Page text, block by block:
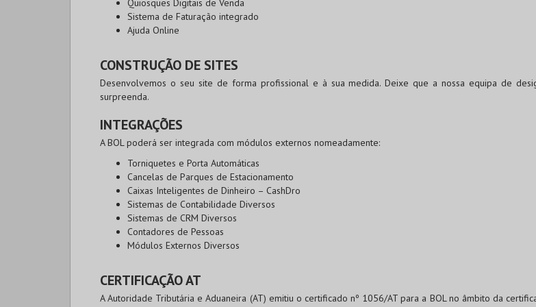
Quiosques Digitais de Venda
Sistema de Faturação integrado
Ajuda Online
CONSTRUÇÃO DE SITES
Desenvolvemos o seu site de forma profissional e à sua medida. Deixe que a nossa equipa de
surpreenda.
INTEGRAÇÕES
A BOL poderá ser integrada com módulos externos nomeadamente:
Torniquetes e Porta Automáticas
Cancelas de Parques de Estacionamento
Caixas Inteligentes de Dinheiro – CashDro
Sistemas de Contabilidade Diversos
Sistemas de CRM Diversos
Contadores de Pessoas
Módulos Externos Diversos
CERTIFICAÇÃO AT
A Autoridade Tributária e Aduaneira (AT) emitiu o certificado nº 1056/AT para a BOL no âmbito da